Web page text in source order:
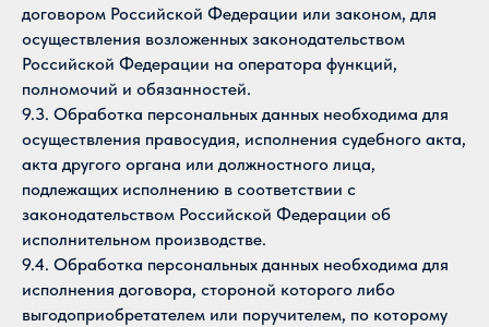
договором Российской Федерации или законом, для
осуществления возложенных законодательством
Российской Федерации на оператора функций,
полномочий и обязанностей.
9.3. Обработка персональных данных необходима для
осуществления правосудия, исполнения судебного акта,
акта другого органа или должностного лица,
подлежащих исполнению в соответствии с
законодательством Российской Федерации об
исполнительном производстве.
9.4. Обработка персональных данных необходима для
исполнения договора, стороной которого либо
выгодоприобретателем или поручителем, по которому